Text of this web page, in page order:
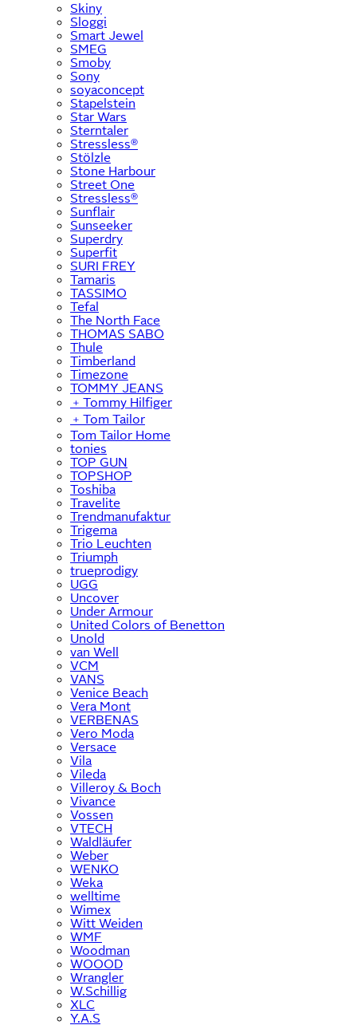
Skiny
Sloggi
Smart Jewel
SMEG
Smoby
Sony
soyaconcept
Stapelstein
Star Wars
Sterntaler
Stressless®
Stölzle
Stone Harbour
Street One
Stressless®
Sunflair
Sunseeker
Superdry
Superfit
SURI FREY
Tamaris
TASSIMO
Tefal
The North Face
THOMAS SABO
Thule
Timberland
Timezone
TOMMY JEANS
﹢ Tommy Hilfiger
﹢ Tom Tailor
Tom Tailor Home
tonies
TOP GUN
TOPSHOP
Toshiba
Travelite
Trendmanufaktur
Trigema
Trio Leuchten
Triumph
trueprodigy
UGG
Uncover
Under Armour
United Colors of Benetton
Unold
van Well
VCM
VANS
Venice Beach
Vera Mont
VERBENAS
Vero Moda
Versace
Vila
Vileda
Villeroy & Boch
Vivance
Vossen
VTECH
Waldläufer
Weber
WENKO
Weka
welltime
Wimex
Witt Weiden
WMF
Woodman
WOOOD
Wrangler
W.Schillig
XLC
Y.A.S